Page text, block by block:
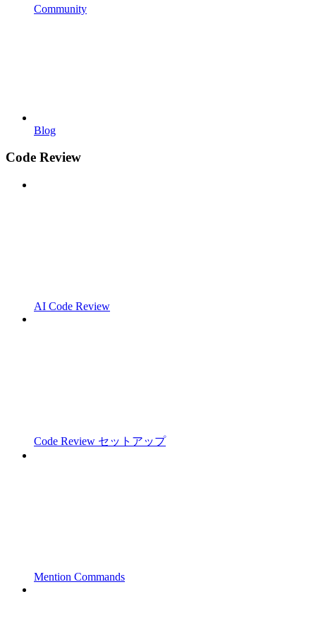
Community
Blog
Code Review
AI Code Review
Code Review セットアップ
Mention Commands